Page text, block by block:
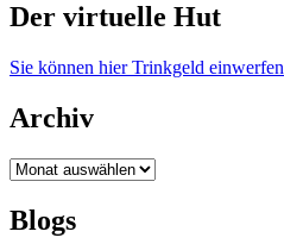
Der virtuelle Hut
Sie können hier Trinkgeld einwerfen
Archiv
Archiv
Blogs